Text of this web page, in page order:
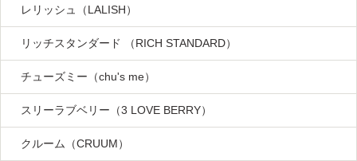
レリッシュ（LALISH）
リッチスタンダード （RICH STANDARD）
チューズミー（chu's me）
スリーラブベリー（3 LOVE BERRY）
クルーム（CRUUM）